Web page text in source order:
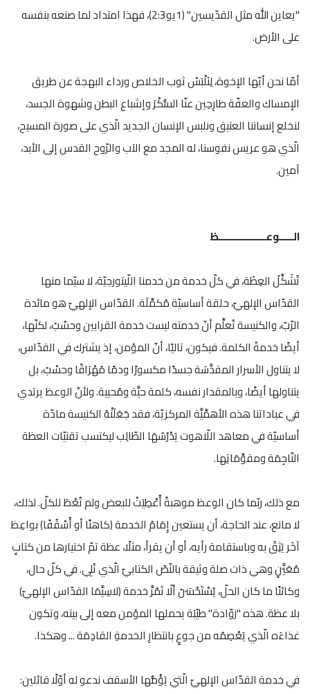
"يعاين الله مثل القدّيسين" (1يو2:3)، فهذا امتداد لما صنعه بنفسه
على الأرض.
أمّا نحن أيّها الإخوة، لِنَلْبَسْ ثوب الخلاص ورداء البهجة عن طريق
الإمساك والعفّة طارِحِين عنّا السُّكْرَ وإشباع البطن وشهوة الجسد،
لنخلع إنساننا العتيق ونلبس الإنسان الجديد الّذي على صورة المسيح،
الّذي هو عريس نفوسنا، له المجد مع الآب والرّوح القدس إلى الأبد،
آمين.
الـــــوعـــــــــــــــــظ
تُشَكِّلُ العِظَة، في كلّ خدمة من خدمنا اللّيتورجيّة، لا سيّما منها
القدّاس الإلهيّ، حلقة أساسيّة مُكمِّلَة. القدّاس الإلهيّ هو مائدة
الرّبّ، والكنيسة تُعلِّم أنّ خدمته ليست خدمة القرابين وحسْبُ، لكنّها،
أيضًا خدمةُ الكلمة. فيكون، تاليًا، أنّ المؤمن، إذ يشترك في القدّاس،
لا يتناول الأسرار المقدَّسَة جسدًا مكسورًا ودمًا مُهْرَاقًا وحسْبُ، بل
يتناولها أيضًا، وبالمقدار نفسه، كلمة حيَّة ومُحيية. ولأنّ الوعظ يرتدي
في عباداتنا هذه الأهمِّيَّة المركزيّة، فقد جَعَلَتْهُ الكنيسة مادّة
أساسيّة في معاهد اللّاهوت يَدْرُسُهَا الطّالِب ليكتسب تقنيّات العظة
النّاجِمَة ومقوِّمَاتِها.
مع ذلك، ربّما كان الوعظ موهبةً أُعْطِيَتْ للبعض ولم تُعْطَ للكلّ. لذلك،
لا مانع، عند الحاجة، أن يستعين إِمَامُ الخدمة (كاهنًا أو أُسْقُفًا) بواعِظ
آخَر يَثِقُ به وباستقامة رأيه، أو أن يقرأ، مثلًا، عظة تمّ اختيارها من كتابٍ
مُعَيَّنٍ وهي ذات صلة وثيقة بالنّصّ الكتابيّ الّذي تُلِي. في كلّ حال،
وكائنًا ما كان الحلّ، يُسْتَحْسَنُ ألّا تَمُرَّ خدمة (لاسِيَّمَا القدّاس الإلهيّ)
بلا عظة. هذه "زوّادة" طيّبَة يحملها المؤمن معه إلى بيته، وتكون
غذاءَه الّذي يَعْصِمُه من جوعٍ بانتظارِ الخدمةِ القادِمَة ... وهكذا.
في خدمة القدّاس الإلهيّ الّتي يَؤُمُّها الأسقف ندعو له أوّلًا قائلين: